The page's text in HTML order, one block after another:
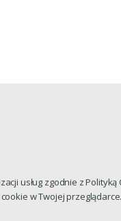
usług zgodnie z
w Twojej